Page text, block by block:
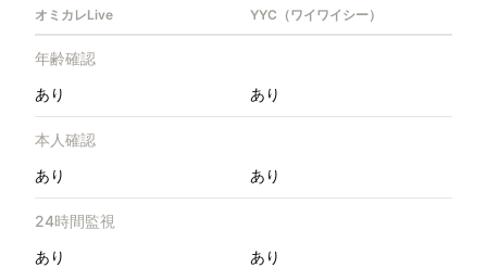
オミカレLive YYC（ワイワイシー）
年齢確認
あり
あり
本人確認
あり
あり
24時間監視
あり
あり